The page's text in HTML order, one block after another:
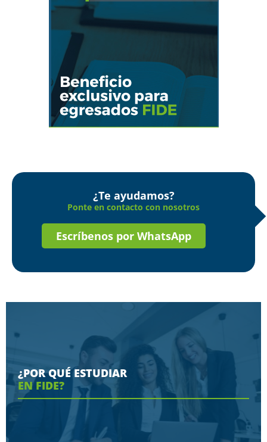
¿Te ayudamos?
Ponte en contacto con nosotros
Escríbenos por WhatsApp
¿POR QUÉ ESTUDIAR
EN FIDE?